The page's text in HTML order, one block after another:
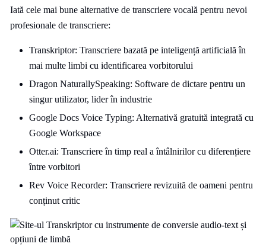
Iată cele mai bune alternative de transcriere vocală pentru nevoi
profesionale de transcriere:
Transkriptor: Transcriere bazată pe inteligență artificială în
mai multe limbi cu identificarea vorbitorului
Dragon NaturallySpeaking: Software de dictare pentru un
singur utilizator, lider în industrie
Google Docs Voice Typing: Alternativă gratuită integrată cu
Google Workspace
Otter.ai: Transcriere în timp real a întâlnirilor cu diferențiere
între vorbitori
Rev Voice Recorder: Transcriere revizuită de oameni pentru
conținut critic